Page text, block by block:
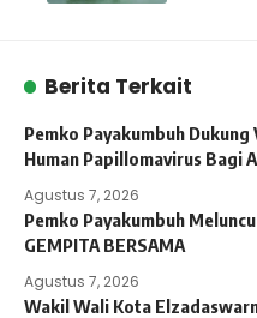
Berita Terkait
Pemko Payakumbuh Dukung
Human Papillomavirus Bagi
Agustus 7, 2026
Pemko Payakumbuh
GEMPITA BERSAMA
Agustus 7, 2026
Wakil Wali Kota